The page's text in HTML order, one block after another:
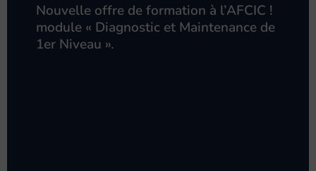
Nouvelle offre de formation à l’AFCIC !
module « Diagnostic et Maintenance de
1er Niveau ».